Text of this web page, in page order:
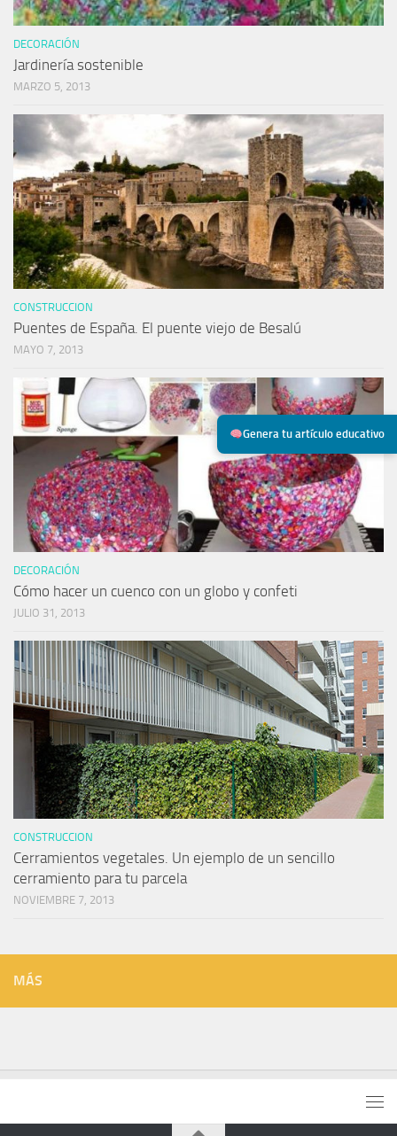
Genera tu artículo educativo
DECORACIÓN
Jardinería sostenible
MARZO 5, 2013
CONSTRUCCION
Puentes de España. El puente viejo de Besalú
MAYO 7, 2013
DECORACIÓN
Cómo hacer un cuenco con un globo y confeti
JULIO 31, 2013
CONSTRUCCION
Cerramientos vegetales. Un ejemplo de un sencillo
cerramiento para tu parcela
NOVIEMBRE 7, 2013
MÁS